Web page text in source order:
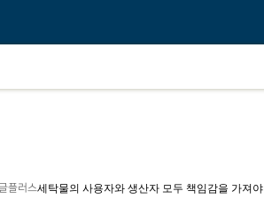
세탁물의 사용자와 생산자 모두 책임감을 가져야